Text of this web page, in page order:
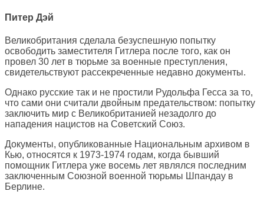
Питер Дэй
Великобритания сделала безуспешную попытку
освободить заместителя Гитлера после того, как он
провел 30 лет в тюрьме за военные преступления,
свидетельствуют рассекреченные недавно документы.
Однако русские так и не простили Рудольфа Гесса за то,
что сами они считали двойным предательством: попытку
заключить мир с Великобританией незадолго до
нападения нацистов на Советский Союз.
Документы, опубликованные Национальным архивом в
Кью, относятся к 1973-1974 годам, когда бывший
помощник Гитлера уже восемь лет являлся последним
заключенным Союзной военной тюрьмы Шпандау в
Берлине.